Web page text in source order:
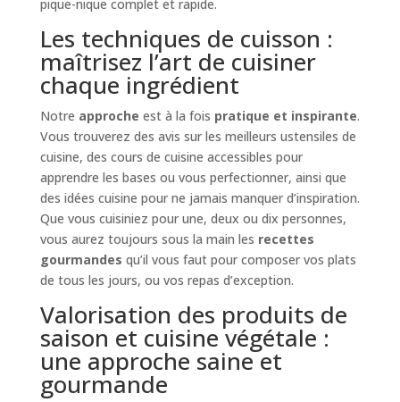
pique-nique complet et rapide.
Les techniques de cuisson :
maîtrisez l’art de cuisiner
chaque ingrédient
Notre approche est à la fois pratique et inspirante.
Vous trouverez des avis sur les meilleurs ustensiles de
cuisine, des cours de cuisine accessibles pour
apprendre les bases ou vous perfectionner, ainsi que
des idées cuisine pour ne jamais manquer d’inspiration.
Que vous cuisiniez pour une, deux ou dix personnes,
vous aurez toujours sous la main les recettes
gourmandes qu’il vous faut pour composer vos plats
de tous les jours, ou vos repas d’exception.
Valorisation des produits de
saison et cuisine végétale :
une approche saine et
gourmande